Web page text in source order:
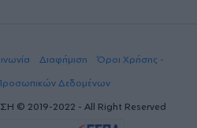
Διαφήμιση
Όροι Χρήσης -
Προσωπικών Δεδομένων
© 2019-2022 - All Right Reserved